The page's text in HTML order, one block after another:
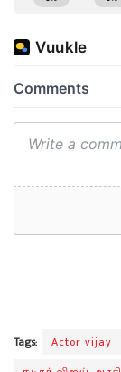
Tags: Actor vijay